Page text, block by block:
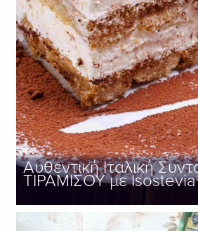
Αυθεντική Ιταλική
ΤΙΡΑΜΙΣΟΥ με